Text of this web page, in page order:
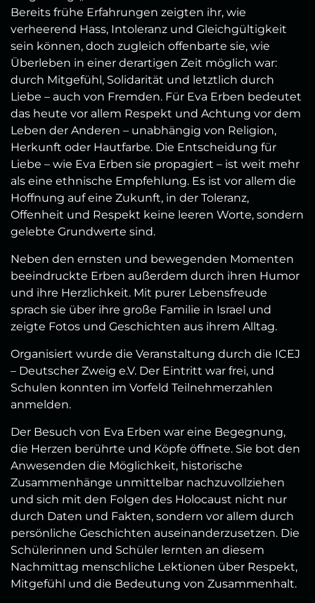
Bereits frühe Erfahrungen zeigten ihr, wie
verheerend Hass, Intoleranz und Gleichgültigkeit
sein können, doch zugleich offenbarte sie, wie
Überleben in einer derartigen Zeit möglich war:
durch Mitgefühl, Solidarität und letztlich durch
Liebe – auch von Fremden. Für Eva Erben bedeutet
das heute vor allem Respekt und Achtung vor dem
Leben der Anderen – unabhängig von Religion,
Herkunft oder Hautfarbe. Die Entscheidung für
Liebe – wie Eva Erben sie propagiert – ist weit mehr
als eine ethnische Empfehlung. Es ist vor allem die
Hoffnung auf eine Zukunft, in der Toleranz,
Offenheit und Respekt keine leeren Worte, sondern
gelebte Grundwerte sind.
Neben den ernsten und bewegenden Momenten
beeindruckte Erben außerdem durch ihren Humor
und ihre Herzlichkeit. Mit purer Lebensfreude
sprach sie über ihre große Familie in Israel und
zeigte Fotos und Geschichten aus ihrem Alltag.
Organisiert wurde die Veranstaltung durch die ICEJ
– Deutscher Zweig e.V. Der Eintritt war frei, und
Schulen konnten im Vorfeld Teilnehmerzahlen
anmelden.
Der Besuch von Eva Erben war eine Begegnung,
die Herzen berührte und Köpfe öffnete. Sie bot den
Anwesenden die Möglichkeit, historische
Zusammenhänge unmittelbar nachzuvollziehen
und sich mit den Folgen des Holocaust nicht nur
durch Daten und Fakten, sondern vor allem durch
persönliche Geschichten auseinanderzusetzen. Die
Schülerinnen und Schüler lernten an diesem
Nachmittag menschliche Lektionen über Respekt,
Mitgefühl und die Bedeutung von Zusammenhalt.